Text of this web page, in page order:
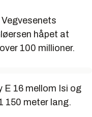
håpet at
100 millioner.
E 16 mellom Isi og
150 meter lang.